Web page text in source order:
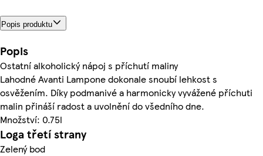
Popis produktu
Popis
Ostatní alkoholický nápoj s příchutí maliny
Lahodné Avanti Lampone dokonale snoubí lehkost s
osvěžením. Díky podmanivé a harmonicky vyvážené příchuti
malin přináší radost a uvolnění do všedního dne.
Množství: 0.75l
Loga třetí strany
Zelený bod